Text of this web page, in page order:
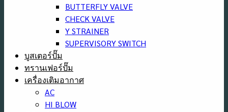
BUTTERFLY VALVE
CHECK VALVE
Y STRAINER
SUPERVISORY SWITCH
บูสเตอร์ปั๊ม
ทรานเฟอร์ปั๊ม
เครื่องเติมอากาศ
AC
HI BLOW